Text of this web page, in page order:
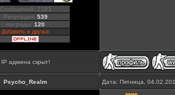
Сообщений: 2183
Репутация: 539
Награды:120
Добавить в друзья
IP админа скрыт!
Psycho_Realm Дата: Пятница,